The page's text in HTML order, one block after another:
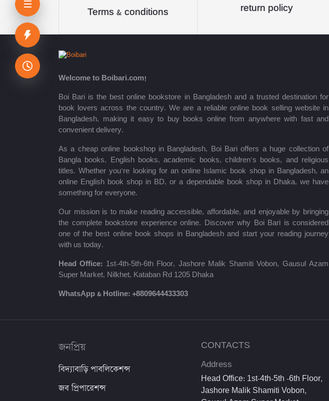
অর্কিড সম্পাদনা পর্ষদ (সম্পাদক)
পাঞ্জেরী সম্পাদনা পর্ষদ
মফিজুল ইসলাম মিলন
রবীন্দ্রনাথ ঠাকুর
মোত্তাসিন পাহলভী
শায়খ আহমাদুল্লাহ
মোঃ খাইরুল আলম
ম্যাক্সিম গোর্কি
মহাদেব সাহা
প্রমথ চৌধুরী
শরৎচন্দ্র চট্টোপাধ্যায়
সলিমুল্লাহ খান
ইউসুফ আল কারজাভি
Terms & conditions return policy
Welcome to Boibari.com!
Boi Bari is the best online bookstore in Bangladesh and a trusted destination for
book lovers across the country. We are a reliable online book selling website in
Bangladesh, making it easy to buy books online from anywhere with fast and
convenient delivery.
As a cheap online bookshop in Bangladesh, Boi Bari offers a huge collection of
Bangla books, English books, academic books, children’s books, and religious
titles. Whether you’re looking for an online Islamic book shop in Bangladesh, an
online English book shop in BD, or a dependable book shop in Dhaka, we have
something for everyone.
Our mission is to make reading accessible, affordable, and enjoyable by bringing
the complete bookstore experience online. Discover why Boi Bari is considered
one of the best online book shops in Bangladesh and start your reading journey
with us today.
Head Office: 1st-4th-5th-6th Floor, Jashore Malik Shamiti Vobon, Gausul Azam
Super Market, Nilkhet, Kataban Rd 1205 Dhaka
WhatsApp & Hotline: +8809644433303
জনপ্রিয়
বিদ্যাবাড়ি পাবলিকেশন্স
জব প্রিপারেশন্স
CONTACTS
Address
Head Office: 1st-4th-5th -6th Floor,
Jashore Malik Shamiti Vobon,